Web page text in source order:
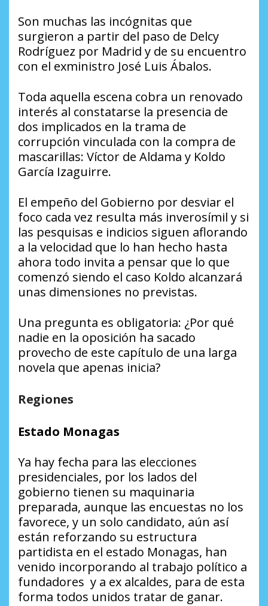
Son muchas las incógnitas que
surgieron a partir del paso de Delcy
Rodríguez por Madrid y de su encuentro
con el exministro José Luis Ábalos.
Toda aquella escena cobra un renovado
interés al constatarse la presencia de
dos implicados en la trama de
corrupción vinculada con la compra de
mascarillas: Víctor de Aldama y Koldo
García Izaguirre.
El empeño del Gobierno por desviar el
foco cada vez resulta más inverosímil y si
las pesquisas e indicios siguen aflorando
a la velocidad que lo han hecho hasta
ahora todo invita a pensar que lo que
comenzó siendo el caso Koldo alcanzará
unas dimensiones no previstas.
Una pregunta es obligatoria: ¿Por qué
nadie en la oposición ha sacado
provecho de este capítulo de una larga
novela que apenas inicia?
Regiones
Estado Monagas
Ya hay fecha para las elecciones
presidenciales, por los lados del
gobierno tienen su maquinaria
preparada, aunque las encuestas no los
favorece, y un solo candidato, aún así
están reforzando su estructura
partidista en el estado Monagas, han
venido incorporando al trabajo político a
fundadores y a ex alcaldes, para de esta
forma todos unidos tratar de ganar.